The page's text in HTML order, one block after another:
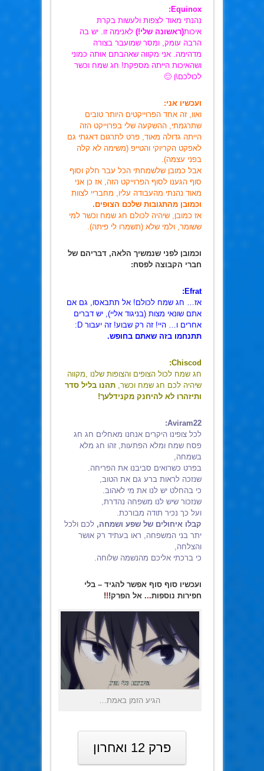
Equinox:
נהנתי מאוד לצפות ולעשות בקרת
איכות(ראשונה שלי!) לאנימה זו. יש בה
הרבה עומק, ומסר שמועבר בצורה
מדהימה. אני מקווה שאהבתם אותה כמוני
ושהאיכות הייתה מספקת! חג שמח וכשר
לכולכם\ן 🙂
ועכשיו אני:
ואוו, זה אחד הפרוייקטים היותר טובים
שתרגמתי, ההשקעה שלי בפרוייקט הזה
הייתה גדולה מאוד, פרט לתרגום דאגתי גם
לאפקט הקריוקי והטייפ (משימה לא קלה
בפני עצמה).
אבל כמובן שלשמחתי הכל עבר חלק וסוף
סוף הגענו לסוף הפרוייקט הזה, אז כן אני
מאוד נהנתי מהעבודה עליו, מחבריי לצוות
וכמובן מהתגובות שלכם הצופים.
אז כמובן, שיהיה לכולם חג שמח וכשר למי
ששומר, ולמי שלא (תשמרו לי פיתה).
וכמובן לפני שנמשיך הלאה, דבריהם של
חברי הקבוצה לפסח:
Efrat:
אז… חג שמח לכולם! אל תתבאסו, גם אם
אתם שונאי מצות (בניגוד אליי), יש דברים
אחרים ו… היי! זה רק שבוע! זה יעבור D:
תתנחמו בזה שאתם בחופש.
Chiscod:
חג שמח לכול הצופים והצופות שלנו ,מקווה
שיהיה לכם חג שמח וכשר, תהנו בליל סדר
ותיזהרו לא להיחנק מקנידלעך!
Aviram22:
לכל צופינו היקרים אנחנו מאחלים חג חג
פסח שמח ומלא הפתעות,זהו חג מלא
בשמחה,
בפרט כשרואים סביבנו את הפריחה.
שנזכה לראות ברע גם את הטוב,
כי בהחלט יש לנו את מי לאהוב.
שנזכור שיש לנו משפחה נהדרת,
ועל כך נכיר תודה מבורכת.
קבלו איחולים של שפע ושמחה,לכם ולכל
יתר בני המשפחה, ראו בעתיד רק אושר
והצלחה,
כי ברכתי אליכם מהנשמה שלוחה.
ועכשיו סוף סוף אפשר להגיד – בלי
חפירות נוספות... אל הפרק!!
!
הגיע הזמן באמת…
פרק 12 ואחרון